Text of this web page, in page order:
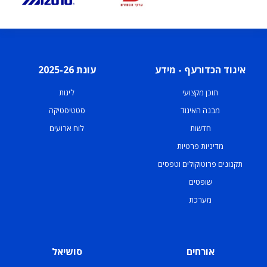
איגוד הכדורעף - מידע
תוכן מקצועי
מבנה האיגוד
חדשות
מדיניות פרטיות
תקנונים פרוטוקולים וטפסים
שופטים
מערכת
עונת 2025-26
ליגות
סטטיסטיקה
לוח ארועים
אורחים סושיאל